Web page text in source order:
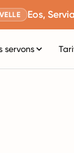
Eos,
servons